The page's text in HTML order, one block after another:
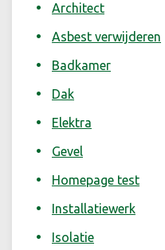
Architect
Asbest verwijderen
Badkamer
Dak
Elektra
Gevel
Homepage test
Installatiewerk
Isolatie